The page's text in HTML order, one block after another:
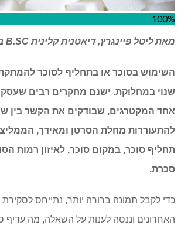
100%
מאתליטל פיינגרץ,דיאטנית קלינית B.SC
השימוש בסוכר או בתחליף לסוכר להמתקת
שנוי במחלוקת. ישנם מחקרים רבים
אחד המקטרגים, שבודקים את הקשר בין
להתעוררות מחלת הסרטן ומאידך,
תחליף סוכר, במקום סוכר, לאיזון רמות
סכרת.
כדי לקבל תמונה ברורה יותר, נתייחס
האחרונים וננסה לענות על השאלה, מה עדיף